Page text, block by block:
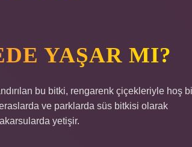
YAŞAR MI?
bu bitki, rengarenk çiçekleriyle hoş
ve parklarda süs bitkisi olarak
yetişir.